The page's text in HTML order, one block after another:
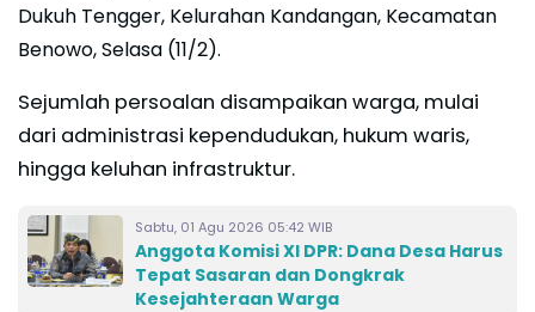
Dukuh Tengger, Kelurahan Kandangan, Kecamatan
Benowo, Selasa (11/2).
Sejumlah persoalan disampaikan warga, mulai
dari administrasi kependudukan, hukum waris,
hingga keluhan infrastruktur.
Sabtu, 01 Agu 2026 05:42 WIB
Anggota Komisi XI DPR: Dana Desa Harus
Tepat Sasaran dan Dongkrak
Kesejahteraan Warga